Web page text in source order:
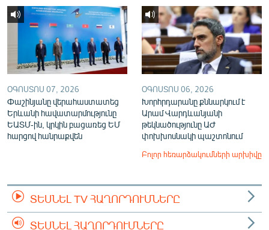
ՕԳՈՍՏՈՍ 07, 2026
Փաշինյանը վերահաստատեց
Երևանի հավատարմությունը
ԵԱՏՄ-ին, կրկին բացառեց ԵՄ
հարցով հանրաքվեն
ՕԳՈՍՏՈՍ 06, 2026
Խորհրդարանը քննարկում է
Արամ Վարդևանյանի
թեկնածությունը ԱԺ
փոխխոսնակի պաշտոնում
Բոլոր հեռարձակումների արխիվը
ՏԵՍՆԵԼ TV ՀԱՂՈՐԴՈՒՄՆԵՐԸ
ՏԵՍՆԵԼ ՀԱՂՈՐԴՈՒՄՆԵՐԸ